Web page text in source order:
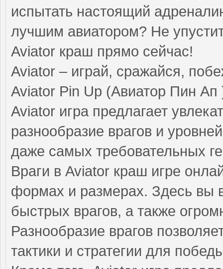
испытать настоящий
лучшим авиатором? Не
Aviator краш прямо сейчас!
Aviator – играй, сражайся,
Aviator Pin Up (Авиатор Пин Ап
Aviator игра предлагает
разнообразие врагов и
даже самых требовательных
Враги в Aviator краш игре
формах и размерах. Здесь вы
быстрых врагов, а также
Разнообразие врагов
тактики и стратегии для